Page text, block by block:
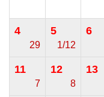
4
29
5
1/12
6
11
7
12
8
13